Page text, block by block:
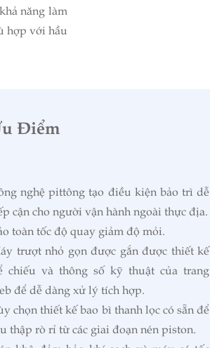
năng làm
hợp với hầu
Điểm
nghệ pittông tạo điều kiện bảo trì dễ
cận cho người vận hành ngoài thực địa.
toàn tốc độ quay giảm độ mỏi.
trượt nhỏ gọn được gắn được thiết kế
chiếu và thông số kỹ thuật của trang
để dễ dàng xử lý tích hợp.
chọn thiết kế bao bì thanh lọc có sẵn để
thập rò rỉ từ các giai đoạn nén piston.